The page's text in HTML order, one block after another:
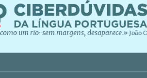
um rio: sem margens, desaparece.» João